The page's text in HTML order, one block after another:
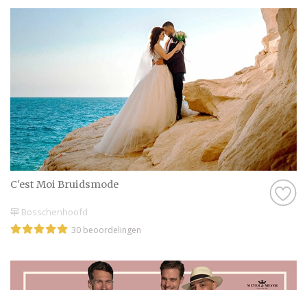
C'est Moi Bruidsmode
Bosschenhoofd
30 beoordelingen